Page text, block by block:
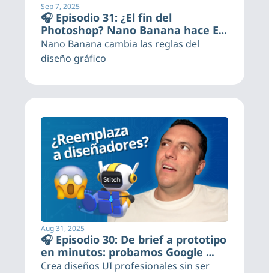
Sep 7, 2025
🎧 Episodio 31: ¿El fin del
Photoshop? Nano Banana hace EN
SEGUNDOS lo que tomaba horas
Nano Banana cambia las reglas del
diseño gráfico
Aug 31, 2025
🎧 Episodio 30: De brief a prototipo
en minutos: probamos Google
Stitch
Crea diseños UI profesionales sin ser